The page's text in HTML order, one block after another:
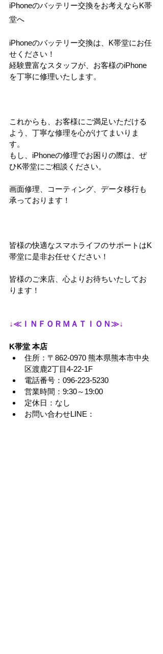
iPhoneのバッテリー交換をお考えならK帯
堂へ
iPhoneのバッテリー交換は、K帯堂にお任
せください！
経験豊富なスタッフが、お客様のiPhone
を丁寧に修理いたします。
これからも、お客様にご満足いただける
よう、丁寧な修理を心がけてまいりま
す。
もし、iPhoneの修理でお困りの際は、ぜ
ひK帯堂にご相談ください。
画面修理、コーティング、データ移行も
承っております！
皆様の快適なスマホライフのサポートはK
帯堂に是非お任せください！
皆様のご来店、心よりお待ちいたしてお
ります！
↓≪ＩＮＦＯＲＭＡＴＩＯＮ≫↓
K帯堂 本店
住所：〒862-0970 熊本県熊本市中央
区渡鹿2丁目4-22-1F
電話番号：096-223-5230
営業時間：9:30～19:00
定休日：なし
お問い合わせLINE：